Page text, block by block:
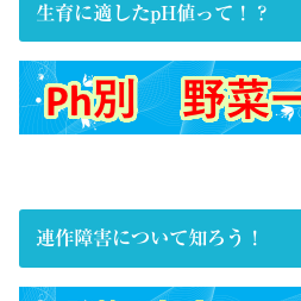
生育に適したpH値って！？
連作障害について知ろう！